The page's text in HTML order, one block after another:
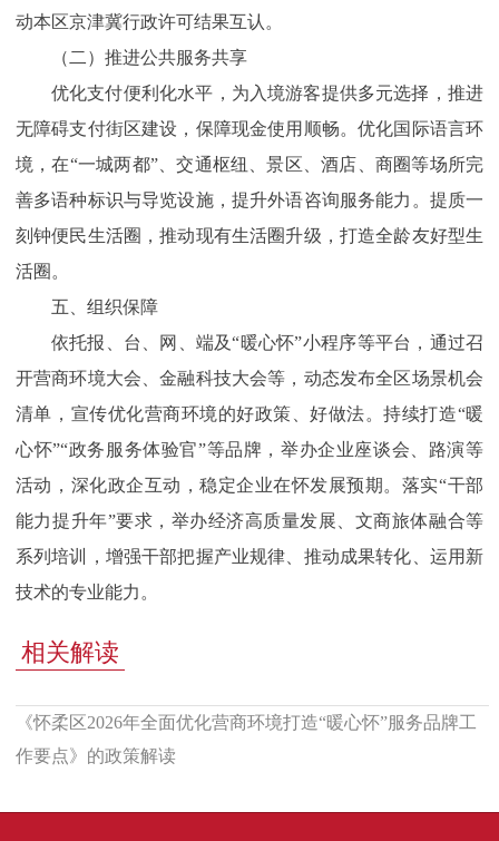
动本区京津冀行政许可结果互认。
（二）推进公共服务共享
优化支付便利化水平，为入境游客提供多元选择，推进
无障碍支付街区建设，保障现金使用顺畅。优化国际语言环
境，在“一城两都”、交通枢纽、景区、酒店、商圈等场所完
善多语种标识与导览设施，提升外语咨询服务能力。提质一
刻钟便民生活圈，推动现有生活圈升级，打造全龄友好型生
活圈。
五、组织保障
依托报、台、网、端及“暖心怀”小程序等平台，通过召
开营商环境大会、金融科技大会等，动态发布全区场景机会
清单，宣传优化营商环境的好政策、好做法。持续打造“暖
心怀”“政务服务体验官”等品牌，举办企业座谈会、路演等
活动，深化政企互动，稳定企业在怀发展预期。落实“干部
能力提升年”要求，举办经济高质量发展、文商旅体融合等
系列培训，增强干部把握产业规律、推动成果转化、运用新
技术的专业能力。
相关解读
《怀柔区2026年全面优化营商环境打造“暖心怀”服务品牌工
作要点》的政策解读